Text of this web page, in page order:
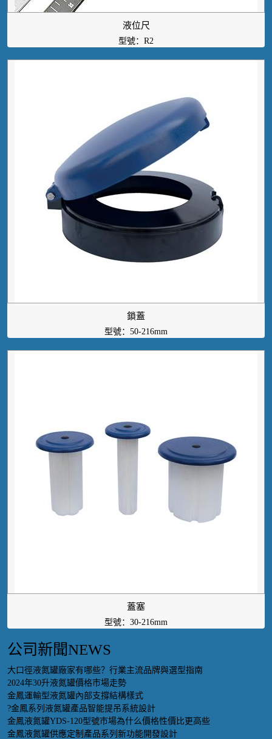
液位尺
型號：R2
鎖蓋
型號：50-216mm
蓋塞
型號：30-216mm
公司新聞NEWS
大口徑液氮罐廠家有哪些？行業主流品牌與選型指南
2024年30升液氮罐價格市場走勢
金鳳運輸型液氮罐內部支撐結構樣式
?金鳳系列液氮罐產品智能提吊系統設計
金鳳液氮罐YDS-120型號市場為什么價格性價比更高些
金鳳液氮罐供應定制產品系列新功能開發設計